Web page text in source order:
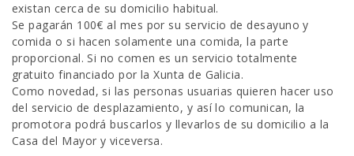
existan cerca de su domicilio habitual.
Se pagarán 100€ al mes por su servicio de desayuno y
comida o si hacen solamente una comida, la parte
proporcional. Si no comen es un servicio totalmente
gratuito financiado por la Xunta de Galicia.
Como novedad, si las personas usuarias quieren hacer uso
del servicio de desplazamiento, y así lo comunican, la
promotora podrá buscarlos y llevarlos de su domicilio a la
Casa del Mayor y viceversa.